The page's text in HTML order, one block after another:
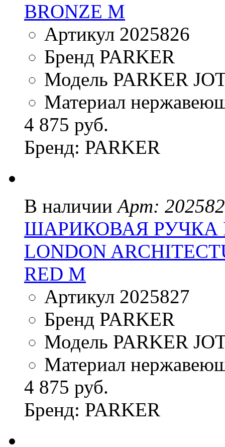
BRONZE M
Артикул 2025826
Бренд PARKER
Модель PARKER
Материал
4 875 руб.
Бренд: PARKER
В наличии Арт:
ШАРИКОВАЯ РУЧКА
LONDON
RED M
Артикул 2025827
Бренд PARKER
Модель PARKER
Материал
4 875 руб.
Бренд: PARKER